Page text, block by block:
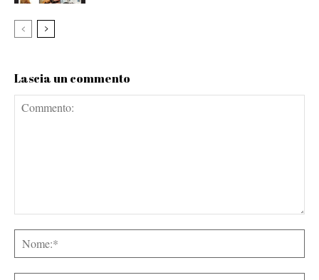
Lascia un commento